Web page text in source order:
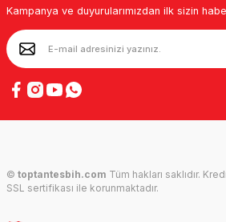
Kampanya ve duyurularımızdan ilk sizin
© toptantesbih.com Tüm hakları saklıdır.
SSL sertifikası ile korunmaktadır.